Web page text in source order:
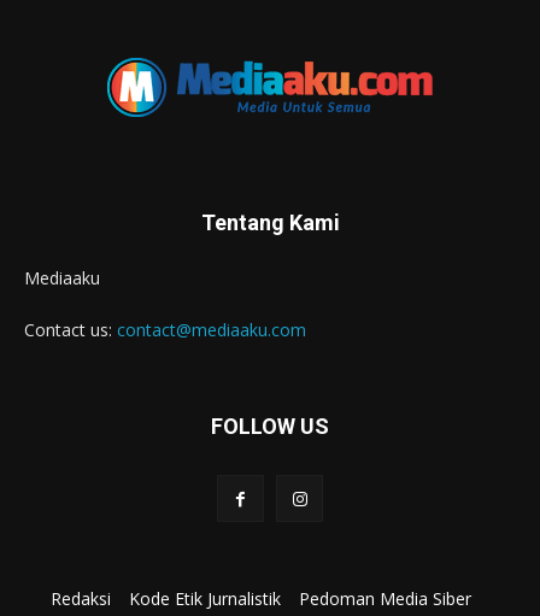
Tentang Kami
Mediaaku
Contact us: contact@mediaaku.com
FOLLOW US
Redaksi Kode Etik Jurnalistik Pedoman Media Siber